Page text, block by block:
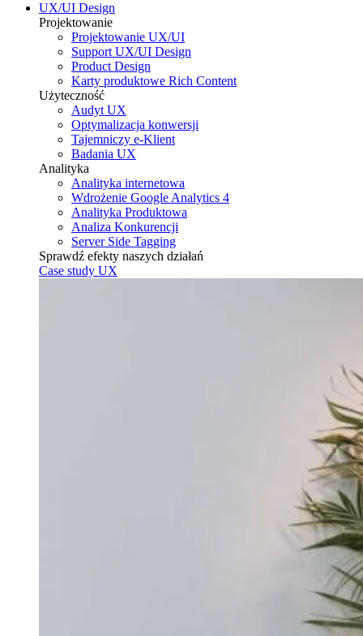
UX/UI Design
Projektowanie
Projektowanie UX/UI
Support UX/UI Design
Product Design
Karty produktowe Rich Content
Użyteczność
Audyt UX
Optymalizacja konwersji
Tajemniczy e-Klient
Badania UX
Analityka
Analityka internetowa
Wdrożenie Google Analytics 4
Analityka Produktowa
Analiza Konkurencji
Server Side Tagging
Sprawdź efekty naszych działań
Case study UX